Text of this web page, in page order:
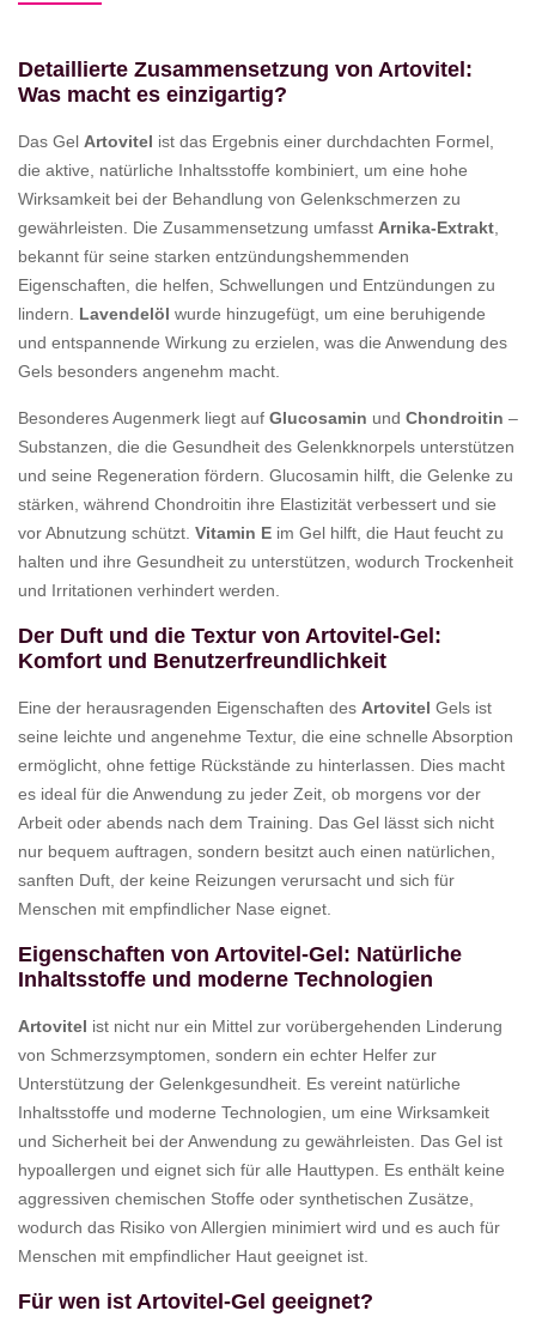
Detaillierte Zusammensetzung von Artovitel:
Was macht es einzigartig?
Das Gel Artovitel ist das Ergebnis einer durchdachten Formel,
die aktive, natürliche Inhaltsstoffe kombiniert, um eine hohe
Wirksamkeit bei der Behandlung von Gelenkschmerzen zu
gewährleisten. Die Zusammensetzung umfasst Arnika-Extrakt
bekannt für seine starken entzündungshemmenden
Eigenschaften, die helfen, Schwellungen und Entzündungen zu
lindern. Lavendelöl wurde hinzugefügt, um eine beruhigende
und entspannende Wirkung zu erzielen, was die Anwendung des
Gels besonders angenehm macht.
Besonderes Augenmerk liegt auf Glucosamin und Chondroitin –
Substanzen, die die Gesundheit des Gelenkknorpels unterstützen
und seine Regeneration fördern. Glucosamin hilft, die Gelenke zu
stärken, während Chondroitin ihre Elastizität verbessert und sie
vor Abnutzung schützt. Vitamin E im Gel hilft, die Haut feucht zu
halten und ihre Gesundheit zu unterstützen, wodurch Trockenheit
und Irritationen verhindert werden.
Der Duft und die Textur von Artovitel-Gel:
Komfort und Benutzerfreundlichkeit
Eine der herausragenden Eigenschaften des Artovitel Gels ist
seine leichte und angenehme Textur, die eine schnelle Absorption
ermöglicht, ohne fettige Rückstände zu hinterlassen. Dies macht
es ideal für die Anwendung zu jeder Zeit, ob morgens vor der
Arbeit oder abends nach dem Training. Das Gel lässt sich nicht
nur bequem auftragen, sondern besitzt auch einen natürlichen,
sanften Duft, der keine Reizungen verursacht und sich für
Menschen mit empfindlicher Nase eignet.
Eigenschaften von Artovitel-Gel: Natürliche
Inhaltsstoffe und moderne Technologien
Artovitel ist nicht nur ein Mittel zur vorübergehenden Linderung
von Schmerzsymptomen, sondern ein echter Helfer zur
Unterstützung der Gelenkgesundheit. Es vereint natürliche
Inhaltsstoffe und moderne Technologien, um eine Wirksamkeit
und Sicherheit bei der Anwendung zu gewährleisten. Das Gel ist
hypoallergen und eignet sich für alle Hauttypen. Es enthält keine
aggressiven chemischen Stoffe oder synthetischen Zusätze,
wodurch das Risiko von Allergien minimiert wird und es auch für
Menschen mit empfindlicher Haut geeignet ist.
Für wen ist Artovitel-Gel geeignet?